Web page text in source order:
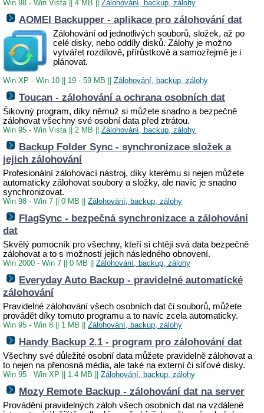
Win 98 - Win Vista|| 4 MB Zálohování, backup, zálohy
AOMEI Backupper - aplikace pro zálohování dat
Zálohování od jednotlivých souborů, složek, až po
celé disky, nebo oddíly disků. Zálohy je možno
vytvářet rozdílově, přírůstkově a samozřejmě je i
plánovat.
Win XP - Win 10 19 - 59 MB Zálohování, backup, zálohy
Toucan - zálohování a ochrana osobních dat
Šikovný program, díky němuž si můžete snadno a bezpečně
zálohovat všechny své osobní data před ztrátou.
Win 95 - Win Vista|| 2 MB Zálohování, backup, zálohy
Backup Folder Sync - synchronizace složek a
jejich zálohování
Profesionální zálohovací nástroj, díky kterému si nejen můžete
automaticky zálohovat soubory a složky, ale navíc je snadno
synchronizovat.
Win 98 - Win 7 0 MB Zálohování, backup, zálohy
FlagSync - bezpečná synchronizace a zálohování
dat
Skvělý pomocník pro všechny, kteří si chtějí svá data bezpečně
zálohovat a to s možností jejich následného obnovení.
Win 2000 - Win 7 0 MB Zálohování, backup, zálohy
Everyday Auto Backup - pravidelné automatické
zálohování
Pravidelné zálohování všech osobních dat či souborů, můžete
provádět díky tomuto programu a to navíc zcela automaticky.
Win 95 - Win 8 1 MB Zálohování, backup, zálohy
Handy Backup 2.1 - program pro zálohování dat
Všechny své důležité osobní data můžete pravidelně zálohovat a
to nejen na přenosná média, ale také na externí či síťové disky.
Win 95 - Win XP 1.4 MB Zálohování, backup, zálohy
Mozy Remote Backup - zálohování dat na server
Provádění pravidelných záloh všech osobních dat na vzdálené